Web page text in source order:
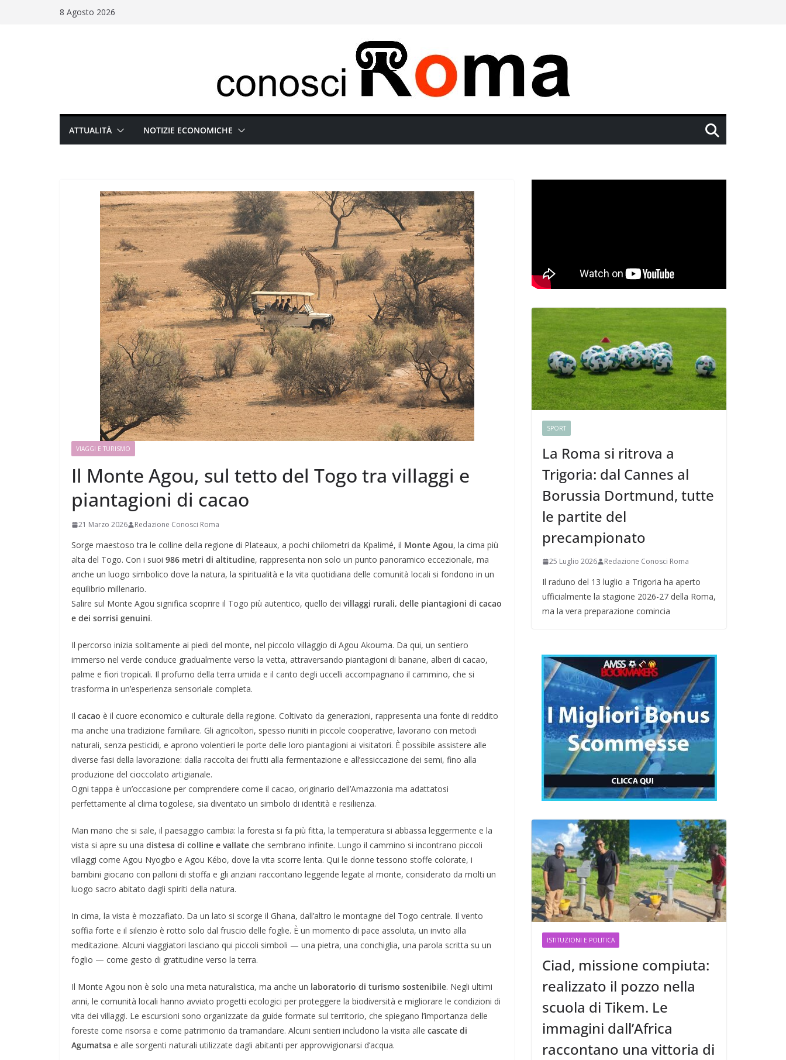
8 Agosto 2026
ATTUALITÀ NOTIZIE ECONOMICHE
VIAGGI E TURISMO
Il Monte Agou, sul tetto del Togo tra villaggi e
piantagioni di cacao
21 Marzo 2026 Redazione Conosci Roma
Sorge maestoso tra le colline della regione di Plateaux, a pochi chilometri da Kpalimé, il Monte Agou, la cima più
alta del Togo. Con i suoi 986 metri di altitudine, rappresenta non solo un punto panoramico eccezionale, ma
anche un luogo simbolico dove la natura, la spiritualità e la vita quotidiana delle comunità locali si fondono in un
equilibrio millenario.
Salire sul Monte Agou significa scoprire il Togo più autentico, quello dei villaggi rurali, delle piantagioni di cacao
e dei sorrisi genuini.
Il percorso inizia solitamente ai piedi del monte, nel piccolo villaggio di Agou Akouma. Da qui, un sentiero
immerso nel verde conduce gradualmente verso la vetta, attraversando piantagioni di banane, alberi di cacao,
palme e fiori tropicali. Il profumo della terra umida e il canto degli uccelli accompagnano il cammino, che si
trasforma in un’esperienza sensoriale completa.
Il cacao è il cuore economico e culturale della regione. Coltivato da generazioni, rappresenta una fonte di reddito
ma anche una tradizione familiare. Gli agricoltori, spesso riuniti in piccole cooperative, lavorano con metodi
naturali, senza pesticidi, e aprono volentieri le porte delle loro piantagioni ai visitatori. È possibile assistere alle
diverse fasi della lavorazione: dalla raccolta dei frutti alla fermentazione e all’essiccazione dei semi, fino alla
produzione del cioccolato artigianale.
Ogni tappa è un’occasione per comprendere come il cacao, originario dell’Amazzonia ma adattatosi
perfettamente al clima togolese, sia diventato un simbolo di identità e resilienza.
Man mano che si sale, il paesaggio cambia: la foresta si fa più fitta, la temperatura si abbassa leggermente e la
vista si apre su una distesa di colline e vallate che sembrano infinite. Lungo il cammino si incontrano piccoli
villaggi come Agou Nyogbo e Agou Kébo, dove la vita scorre lenta. Qui le donne tessono stoffe colorate, i
bambini giocano con palloni di stoffa e gli anziani raccontano leggende legate al monte, considerato da molti un
luogo sacro abitato dagli spiriti della natura.
In cima, la vista è mozzafiato. Da un lato si scorge il Ghana, dall’altro le montagne del Togo centrale. Il vento
soffia forte e il silenzio è rotto solo dal fruscio delle foglie. È un momento di pace assoluta, un invito alla
meditazione. Alcuni viaggiatori lasciano qui piccoli simboli — una pietra, una conchiglia, una parola scritta su un
foglio — come gesto di gratitudine verso la terra.
Il Monte Agou non è solo una meta naturalistica, ma anche un laboratorio di turismo sostenibile. Negli ultimi
anni, le comunità locali hanno avviato progetti ecologici per proteggere la biodiversità e migliorare le condizioni di
vita dei villaggi. Le escursioni sono organizzate da guide formate sul territorio, che spiegano l’importanza delle
foreste come risorsa e come patrimonio da tramandare. Alcuni sentieri includono la visita alle cascate di
Agumatsa e alle sorgenti naturali utilizzate dagli abitanti per approvvigionarsi d’acqua.
SPORT
La Roma si ritrova a
Trigoria: dal Cannes al
Borussia Dortmund, tutte
le partite del
precampionato
25 Luglio 2026 Redazione Conosci Roma
Il raduno del 13 luglio a Trigoria ha aperto
ufficialmente la stagione 2026-27 della Roma,
ma la vera preparazione comincia
ISTITUZIONI E POLITICA
Ciad, missione compiuta:
realizzato il pozzo nella
scuola di Tikem. Le
immagini dall’Africa
raccontano una vittoria di